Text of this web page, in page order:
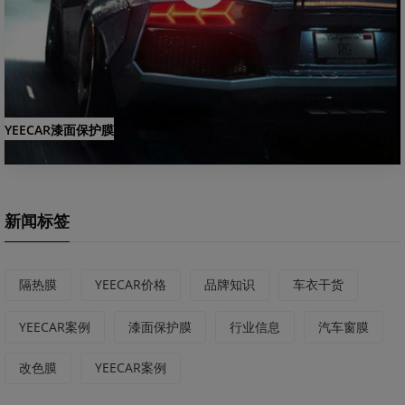
YEECAR漆面保护膜
新闻标签
隔热膜 YEECAR价格 品牌知识 车衣干货
YEECAR案例 漆面保护膜 行业信息 汽车窗膜
改色膜 YEECAR案例